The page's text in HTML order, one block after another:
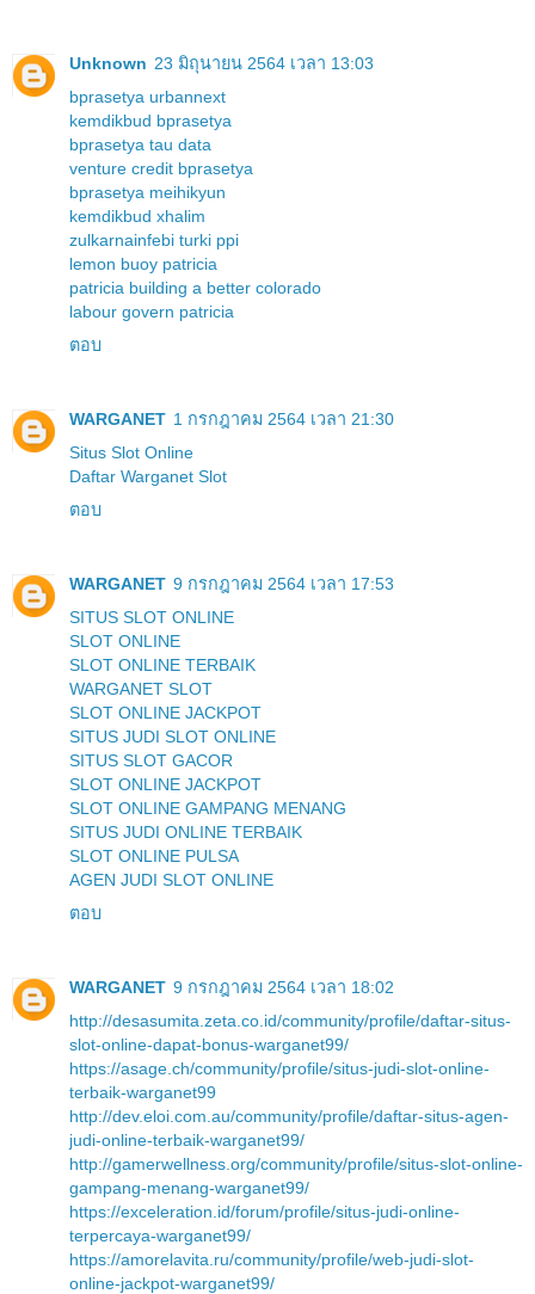
Unknown 23 มิถุนายน 2564 เวลา 13:03
bprasetya urbannext
kemdikbud bprasetya
bprasetya tau data
venture credit bprasetya
bprasetya meihikyun
kemdikbud xhalim
zulkarnainfebi turki ppi
lemon buoy patricia
patricia building a better colorado
labour govern patricia
ตอบ
WARGANET 1 กรกฎาคม 2564 เวลา 21:30
Situs Slot Online
Daftar Warganet Slot
ตอบ
WARGANET 9 กรกฎาคม 2564 เวลา 17:53
SITUS SLOT ONLINE
SLOT ONLINE
SLOT ONLINE TERBAIK
WARGANET SLOT
SLOT ONLINE JACKPOT
SITUS JUDI SLOT ONLINE
SITUS SLOT GACOR
SLOT ONLINE JACKPOT
SLOT ONLINE GAMPANG MENANG
SITUS JUDI ONLINE TERBAIK
SLOT ONLINE PULSA
AGEN JUDI SLOT ONLINE
ตอบ
WARGANET 9 กรกฎาคม 2564 เวลา 18:02
http://desasumita.zeta.co.id/community/profile/daftar-situs-
slot-online-dapat-bonus-warganet99/
https://asage.ch/community/profile/situs-judi-slot-online-
terbaik-warganet99
http://dev.eloi.com.au/community/profile/daftar-situs-agen-
judi-online-terbaik-warganet99/
http://gamerwellness.org/community/profile/situs-slot-online-
gampang-menang-warganet99/
https://exceleration.id/forum/profile/situs-judi-online-
terpercaya-warganet99/
https://amorelavita.ru/community/profile/web-judi-slot-
online-jackpot-warganet99/